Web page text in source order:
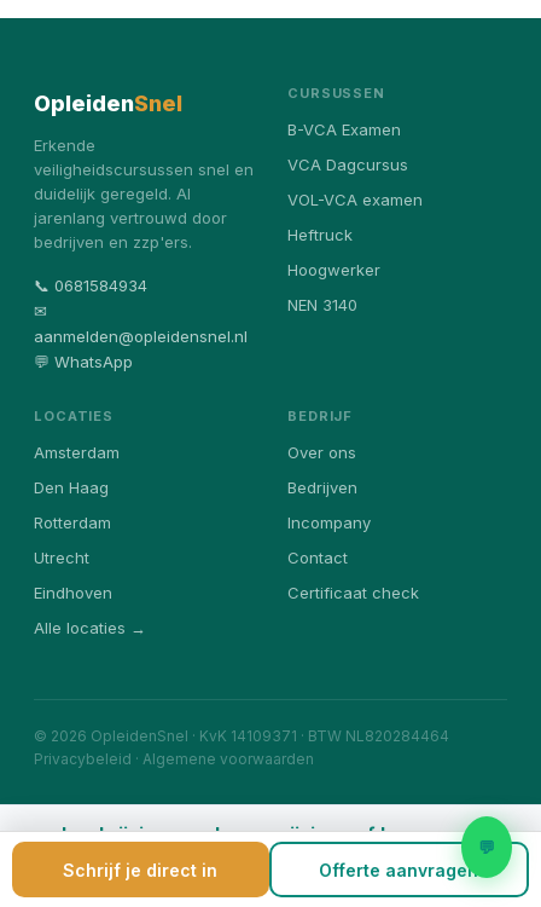
Schrijf je direct in Offerte aanvragen
OpleidenSnel
Erkende
veiligheidscursussen snel en
duidelijk geregeld. Al
jarenlang vertrouwd door
bedrijven en zzp'ers.
📞 0681584934
✉
aanmelden@opleidensnel.nl
💬 WhatsApp
CURSUSSEN
B-VCA Examen
VCA Dagcursus
VOL-VCA examen
Heftruck
Hoogwerker
NEN 3140
LOCATIES
Amsterdam
Den Haag
Rotterdam
Utrecht
Eindhoven
Alle locaties →
BEDRIJF
Over ons
Bedrijven
Incompany
Contact
Certificaat check
© 2026 OpleidenSnel · KvK 14109371 · BTW NL820284464
Privacybeleid · Algemene voorwaarden
💬
Inschrijving annuleren, wijzigen of herroepen